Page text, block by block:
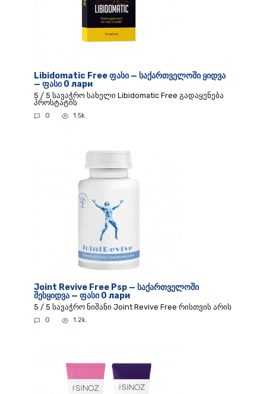
Libidomatic Free ფასი — საქართველოში ყიდვა
— ფასი 0 лари
5 / 5 სავაჭრო სახელი Libidomatic Free გადაყენება
პროსტატის
0 1.5k.
Joint Revive Free Psp — საქართველოში
შესყიდვა — ფასი 0 лари
5 / 5 სავაჭრო ნიშანი Joint Revive Free რისთვის არის
0 1.2k.